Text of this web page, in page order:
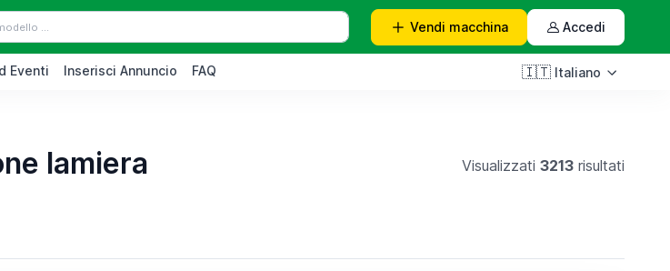
Vendi macchina Accedi
Eventi Inserisci Annuncio FAQ 🇮🇹 Italiano
lamiera Visualizzati3213 risultati